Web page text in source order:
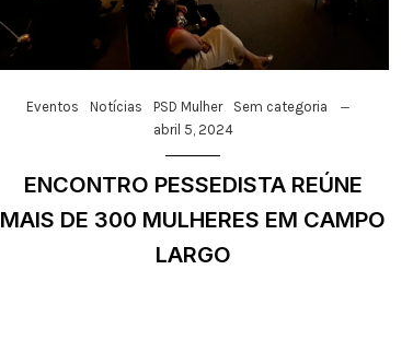
Eventos Notícias PSD Mulher
Sem categoria
abril 5, 2024
ENCONTRO PESSEDISTA REÚNE
MAIS DE 300 MULHERES EM CAMPO
LARGO